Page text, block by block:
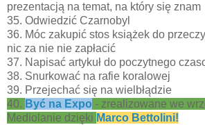
prezentacją na temat, na który się znam
35. Odwiedzić Czarnobyl
36. Móc zakupić stos książek do
nic za nie nie zapłacić
37. Napisać artykuł do poczytnego
38. Snurkować na rafie koralowej
39. Przejechać się na wielbłądzie
40. Być na Expo - zrealizowane we
Mediolanie dzięki Marco Bettolini!